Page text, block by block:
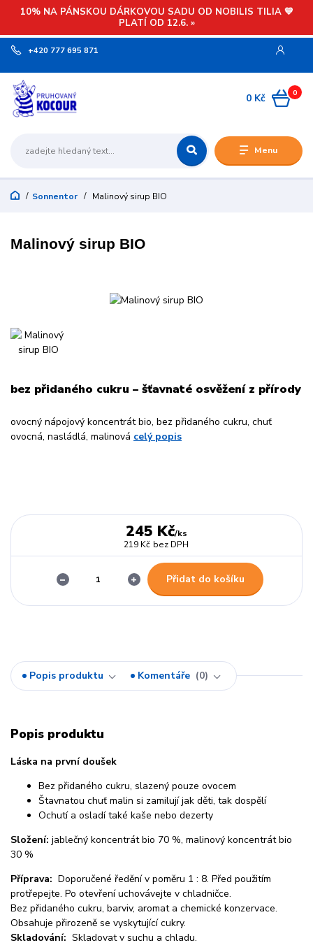
10% NA PÁNSKOU DÁRKOVOU SADU OD NOBILIS TILIA 💙
PLATÍ OD 12.6. »
Menu
+420 777 695 871
0
0 Kč
Sonnentor Malinový sirup BIO
Malinový sirup BIO
bez přidaného cukru – šťavnaté osvěžení z přírody
ovocný nápojový koncentrát bio, bez přidaného cukru, chuť
ovocná, nasládlá, malinová celý popis
245 Kč/ks
219 Kč bez DPH
Přidat do košíku
Popis produktu Komentáře 0
Popis produktu
Láska na první doušek
Bez přidaného cukru, slazený pouze ovocem
Štavnatou chuť malin si zamilují jak děti, tak dospělí
Ochutí a osladí také kaše nebo dezerty
Složení: jablečný koncentrát bio 70 %, malinový koncentrát bio
30 %
Příprava: Doporučené ředění v poměru 1 : 8. Před použitím
protřepejte. Po otevření uchovávejte v chladničce.
Bez přidaného cukru, barviv, aromat a chemické konzervace.
Obsahuje přirozeně se vyskytující cukry.
Skladování: Skladovat v suchu a chladu.